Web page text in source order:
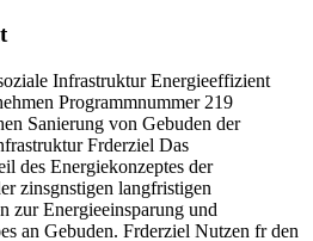
Infrastruktur Energieeffizient
Programmnummer 219
Sanierung von Gebuden der
Frderziel Das
des Energiekonzeptes der
zinsgnstigen langfristigen
zur Energieeinsparung und
an Gebuden. Frderziel Nutzen fr den